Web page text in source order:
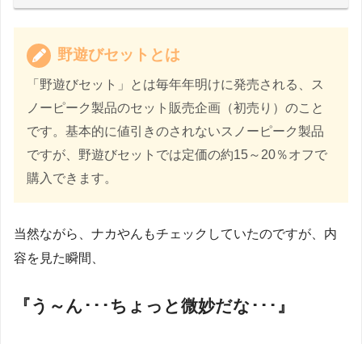
野遊びセットとは
「野遊びセット」とは毎年年明けに発売される、ス
ノーピーク製品のセット販売企画（初売り）のこと
です。基本的に値引きのされないスノーピーク製品
ですが、野遊びセットでは定価の約15～20％オフで
購入できます。
当然ながら、ナカやんもチェックしていたのですが、内
容を見た瞬間、
『う～ん･･･ちょっと微妙だな･･･』